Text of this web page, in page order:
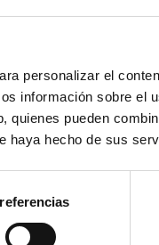
personalizar el
información sobre el
quienes pueden
haya hecho de sus